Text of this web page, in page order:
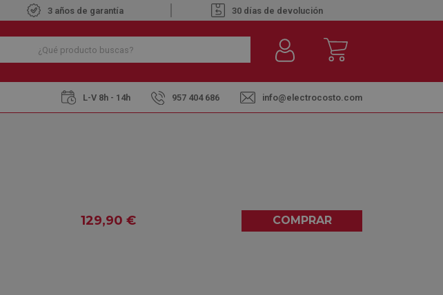
3 años de garantía 30 días de devolución
L-V 8h - 14h 957 404 686 info@electrocosto.com
129,90 € COMPRAR